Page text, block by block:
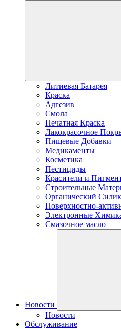
Литиевая Батарея
Краска
Адгезив
Смола
Печатная Краска
Лакокрасочное
Пищевые Добавки
Медикаменты
Косметика
Пестициды
Красители и
Строительные
Органический
Поверхностно-
Электронные
Смазочное масло
Новости
Новости
Обслуживание